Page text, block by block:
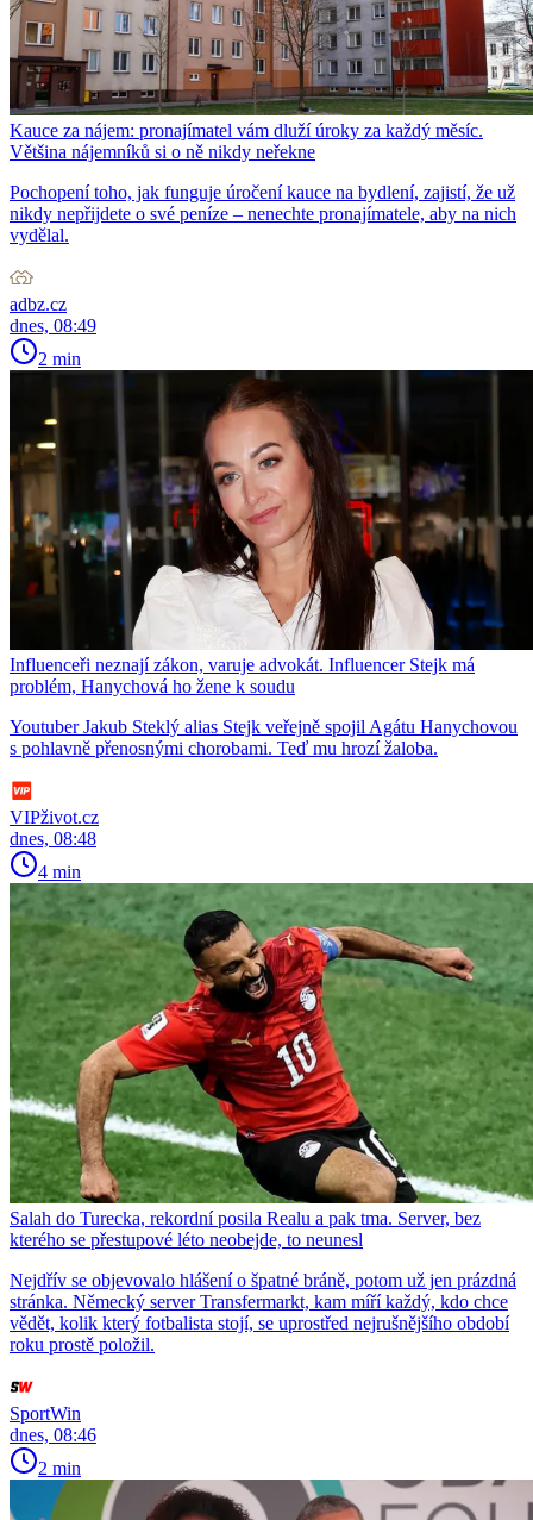
Kauce za nájem: pronajímatel vám dluží úroky za každý měsíc.
Většina nájemníků si o ně nikdy neřekne
Pochopení toho, jak funguje úročení kauce na bydlení, zajistí, že už
nikdy nepřijdete o své peníze – nenechte pronajímatele, aby na nich
vydělal.
adbz.cz
dnes, 08:49
2 min
Influenceři neznají zákon, varuje advokát. Influencer Stejk má
problém, Hanychová ho žene k soudu
Youtuber Jakub Steklý alias Stejk veřejně spojil Agátu Hanychovou
s pohlavně přenosnými chorobami. Teď mu hrozí žaloba.
VIPživot.cz
dnes, 08:48
4 min
Salah do Turecka, rekordní posila Realu a pak tma. Server, bez
kterého se přestupové léto neobejde, to neunesl
Nejdřív se objevovalo hlášení o špatné bráně, potom už jen prázdná
stránka. Německý server Transfermarkt, kam míří každý, kdo chce
vědět, kolik který fotbalista stojí, se uprostřed nejrušnějšího období
roku prostě položil.
SportWin
dnes, 08:46
2 min